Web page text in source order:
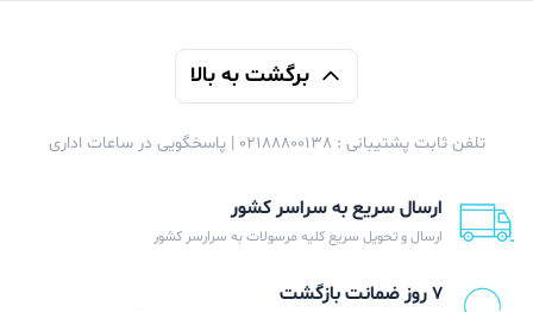
برگشت به بالا
تلفن ثابت پشتیبانی : 02188800138 | پاسخگویی در ساعات اداری
ارسال سریع به سراسر کشور
ارسال و تحویل سریع کلیه مرسولات به سرارسر کشور
۷ روز ضمانت بازگشت